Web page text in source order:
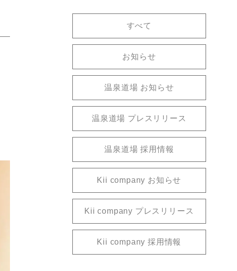
すべて
お知らせ
温泉道場 お知らせ
温泉道場 プレスリリース
温泉道場 採用情報
Kii company お知らせ
Kii company プレスリリース
Kii company 採用情報